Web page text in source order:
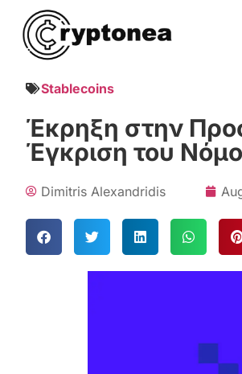
Stablecoins
Έκρηξη στην
Έγκριση του
Dimitris Alexandridis